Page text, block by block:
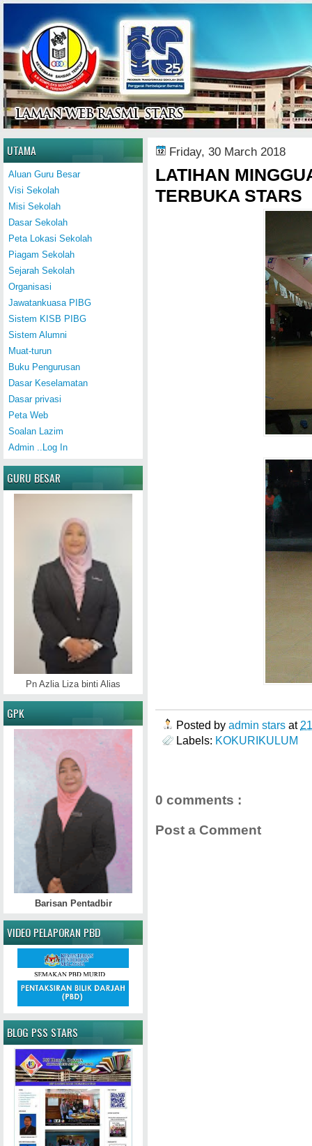
Home
Friday, 30 March 2018
LATIHAN
TERBUKA STARS
Posted by admin stars at
Labels: KOKURIKULUM
0 comments :
Post a Comment
UTAMA
Aluan Guru Besar
Visi Sekolah
Misi Sekolah
Dasar Sekolah
Peta Lokasi Sekolah
Piagam Sekolah
Sejarah Sekolah
Organisasi
Jawatankuasa PIBG
Sistem KISB PIBG
Sistem Alumni
Muat-turun
Buku Pengurusan
Dasar Keselamatan
Dasar privasi
Peta Web
Soalan Lazim
Admin ..Log In
GURU BESAR
Pn Azlia Liza binti Alias
GPK
Barisan Pentadbir
VIDEO PELAPORAN PBD
BLOG PSS STARS